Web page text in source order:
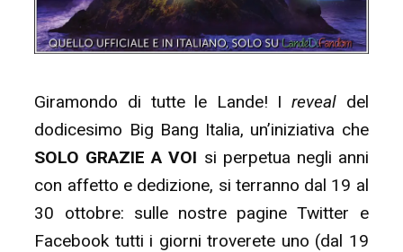
Giramondo di tutte le Lande! Ireveal del
dodicesimo Big Bang Italia, un’iniziativa che
SOLO GRAZIE A VOI si perpetua negli anni
con affetto e dedizione, si terranno dal 19 al
30 ottobre: sulle nostre pagine Twitter e
Facebook tutti i giorni troverete uno (dal 19